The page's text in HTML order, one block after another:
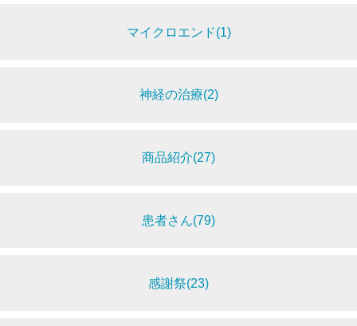
マイクロエンド(1)
神経の治療(2)
商品紹介(27)
患者さん(79)
感謝祭(23)